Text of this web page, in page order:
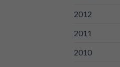
2012
2011
2010